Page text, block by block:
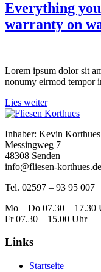
Everything
warranty on
Lorem ipsum dolor sit
nonumy eirmod tempor
Lies weiter
Inhaber: Kevin Korthues
Messingweg 7
48308 Senden
info@fliesen-korthues.de
Tel. 02597 – 93 95 007
Mo – Do 07.30 – 17.30
Fr 07.30 – 15.00 Uhr
Links
Startseite